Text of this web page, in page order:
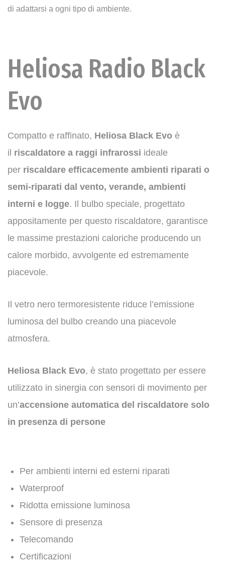
di adattarsi a ogni tipo di ambiente.
Heliosa Radio Black
Evo
Compatto e raffinato, Heliosa Black Evo è
il riscaldatore a raggi infrarossi ideale
per riscaldare efficacemente ambienti riparati o
semi-riparati dal vento, verande, ambienti
interni e logge. Il bulbo speciale, progettato
appositamente per questo riscaldatore, garantisce
le massime prestazioni caloriche producendo un
calore morbido, avvolgente ed estremamente
piacevole.
Il vetro nero termoresistente riduce l’emissione
luminosa del bulbo creando una piacevole
atmosfera.
Heliosa Black Evo, è stato progettato per essere
utilizzato in sinergia con sensori di movimento per
un’accensione automatica del riscaldatore solo
in presenza di persone
Per ambienti interni ed esterni riparati
Waterproof
Ridotta emissione luminosa​
Sensore di presenza
Telecomando
Certificazioni